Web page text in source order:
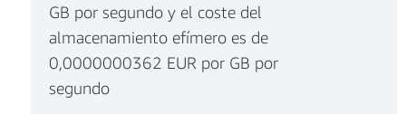
GB por segundo y el coste del
almacenamiento efímero es de
0,0000000362 EUR por GB por
segundo